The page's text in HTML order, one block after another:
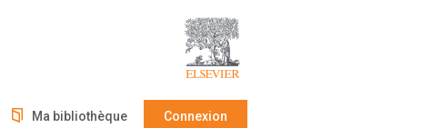
Ma bibliothèque Connexion